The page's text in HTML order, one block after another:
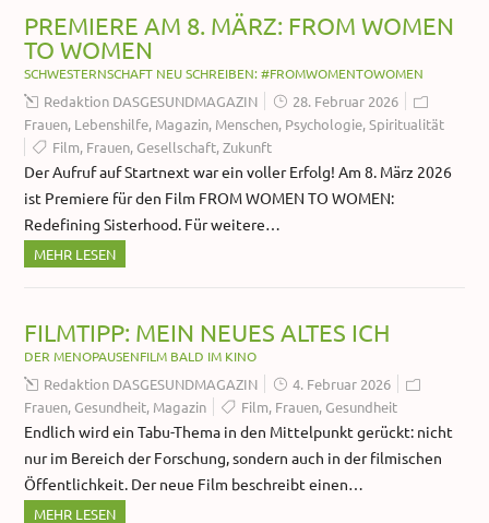
PREMIERE AM 8. MÄRZ: FROM WOMEN
TO WOMEN
SCHWESTERNSCHAFT NEU SCHREIBEN: #FROMWOMENTOWOMEN
Redaktion DASGESUNDMAGAZIN
28. Februar 2026
Frauen, Lebenshilfe, Magazin, Menschen, Psychologie,Spiritualität
Film, Frauen,Gesellschaft,Zukunft
Der Aufruf auf Startnext war ein voller Erfolg! Am 8. März 2026
ist Premiere für den Film FROM WOMEN TO WOMEN:
Redefining Sisterhood. Für weitere…
MEHR LESEN
FILMTIPP: MEIN NEUES ALTES ICH
DER MENOPAUSENFILM BALD IM KINO
Redaktion DASGESUNDMAGAZIN
4. Februar 2026
Frauen,Gesundheit, Magazin Film, Frauen,Gesundheit
Endlich wird ein Tabu-Thema in den Mittelpunkt gerückt: nicht
nur im Bereich der Forschung, sondern auch in der filmischen
Öffentlichkeit. Der neue Film beschreibt einen…
MEHR LESEN